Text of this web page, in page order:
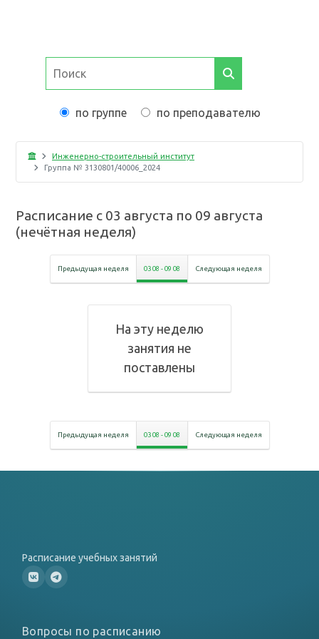
по группе по преподавателю
Инженерно-строительный институт
Группа № 3130801/40006_2024
Расписание с 03 августа по 09 августа
(нечётная неделя)
Предыдущая неделя 03 08 -09 08 Следующая неделя
На эту неделю
занятия не
поставлены
Предыдущая неделя 03 08 -09 08 Следующая неделя
Расписание учебных занятий
Вопросы по расписанию